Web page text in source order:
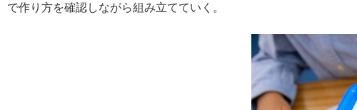
で作り方を確認しながら組み立てていく。